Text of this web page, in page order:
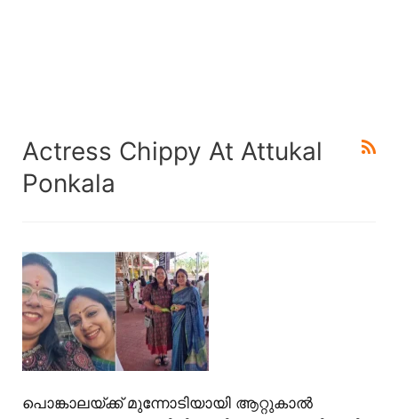
Actress Chippy At Attukal
Ponkala
പൊങ്കാലയ്ക്ക് മുന്നോടിയായി ആറ്റുകാൽ